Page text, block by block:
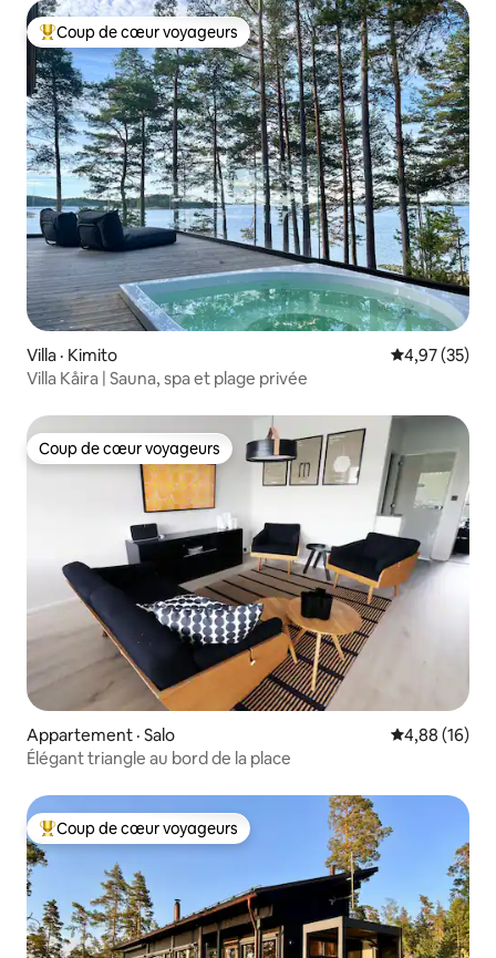
Coup de cœur voyageurs parmi les plus aimés
Coup de cœur voyageurs
Villa · Kimito Note
4,97 (35)
Villa Kåira | Sauna, spa et plage privée
Coup de cœur voyageurs
Coup de cœur voyageurs
Appartement · Salo Note
4,88 (16)
Élégant triangle au bord de la place
Coup de cœur voyageurs parmi les plus aimés
Coup de cœur voyageurs